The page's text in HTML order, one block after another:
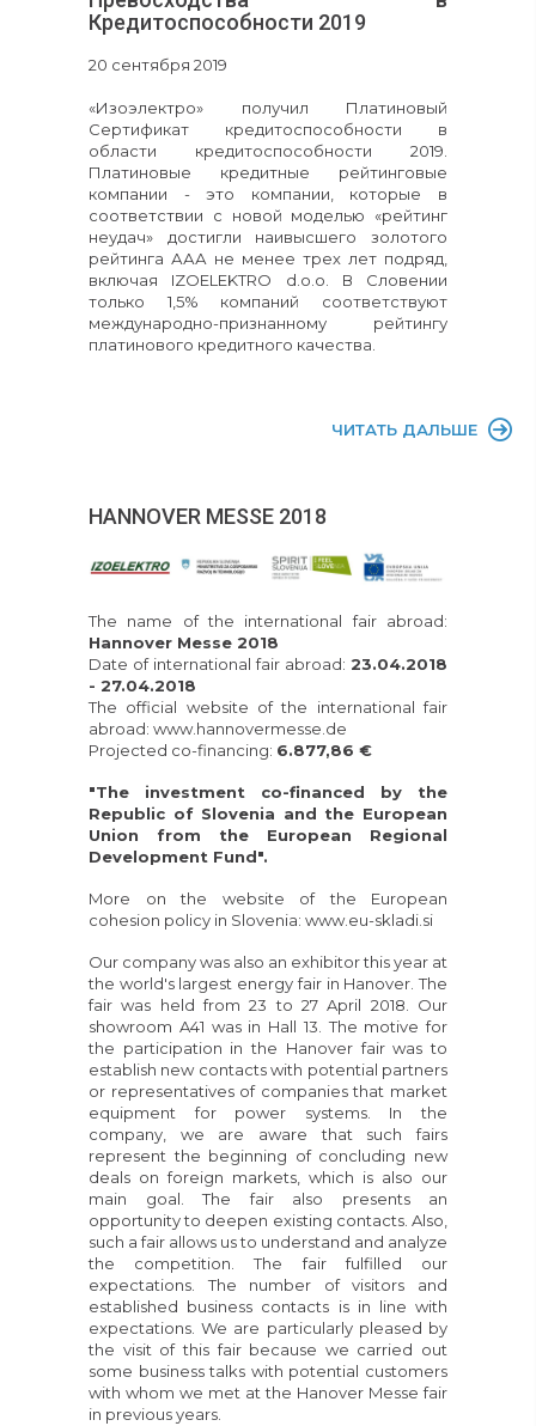
Кредитоспособности 2019
20 сентября 2019
«Изоэлектро» получил Платиновый
Сертификат кредитоспособности в
области кредитоспособности 2019.
Платиновые кредитные рейтинговые
компании - это компании, которые в
соответствии с новой моделью «рейтинг
неудач» достигли наивысшего золотого
рейтинга ААА не менее трех лет подряд,
включая IZOELEKTRO d.o.o. В Словении
только 1,5% компаний соответствуют
международно-признанному рейтингу
платинового кредитного качества.
ЧИТАТЬ ДАЛЬШЕ
HANNOVER MESSE 2018
The name of the international fair abroad:
Hannover Messe 2018
Date of international fair abroad: 23.04.2018
- 27.04.2018
The official website of the international fair
abroad: www.hannovermesse.de
Projected co-financing: 6.877,86 €
"The investment co-financed by the
Republic of Slovenia and the European
Union from the European Regional
Development Fund".
More on the website of the European
cohesion policy in Slovenia: www.eu-skladi.si
Our company was also an exhibitor this year at
the world's largest energy fair in Hanover. The
fair was held from 23 to 27 April 2018. Our
showroom A41 was in Hall 13. The motive for
the participation in the Hanover fair was to
establish new contacts with potential partners
or representatives of companies that market
equipment for power systems. In the
company, we are aware that such fairs
represent the beginning of concluding new
deals on foreign markets, which is also our
main goal. The fair also presents an
opportunity to deepen existing contacts. Also,
such a fair allows us to understand and analyze
the competition. The fair fulfilled our
expectations. The number of visitors and
established business contacts is in line with
expectations. We are particularly pleased by
the visit of this fair because we carried out
some business talks with potential customers
with whom we met at the Hanover Messe fair
in previous years.